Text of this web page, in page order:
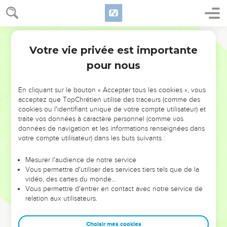
NE MANQUEZ PAS L’ÉVÉNEMENT
DE L’ANNÉE !
ET SI LEURS ERREURS POUVAIENT VOUS ÉVITER LES
VOTRES ?
leur foi ou leur vision. Mais on voit moins les doutes, les erreurs
et les saisons difficiles qu'ils ont traversés, alors même que ce
sont elles qui les ont façonnés.
Dans cette conférence, leaders, entrepreneurs, et responsables
clés pour avancer avec plus de sagesse afin que leurs erreurs
Votre vie privée est importante
pour nous
En cliquant sur le bouton « Accepter tous les cookies », vous
acceptez que TopChrétien utilise des traceurs (comme des
cookies ou l'identifiant unique de votre compte utilisateur) et
traite vos données à caractère personnel (comme vos
données de navigation et les informations renseignées dans
votre compte utilisateur) dans les buts suivants :
Mesurer l'audience de notre service
Vous permettre d'utiliser des services tiers tels que de la
vidéo, des cartes du monde…
Vous permettre d'entrer en contact avec notre service de
relation aux utilisateurs.
Choisir mes cookies